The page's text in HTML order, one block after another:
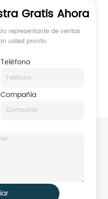
Gratis Ahora
representante de ventas
usted pronto.
Teléfono
Compañía